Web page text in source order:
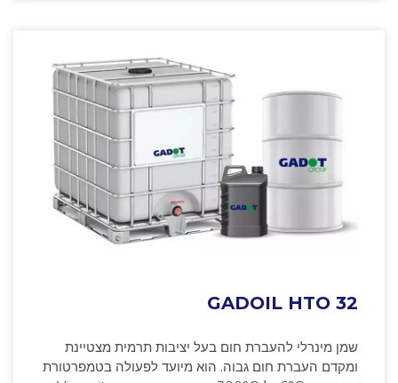
GADOIL HTO 32
שמן מינרלי להעברת חום בעל יציבות תרמית מצטיינת
ומקדם העברת חום גבוה. הוא מיועד לפעולה בטמפרטורת